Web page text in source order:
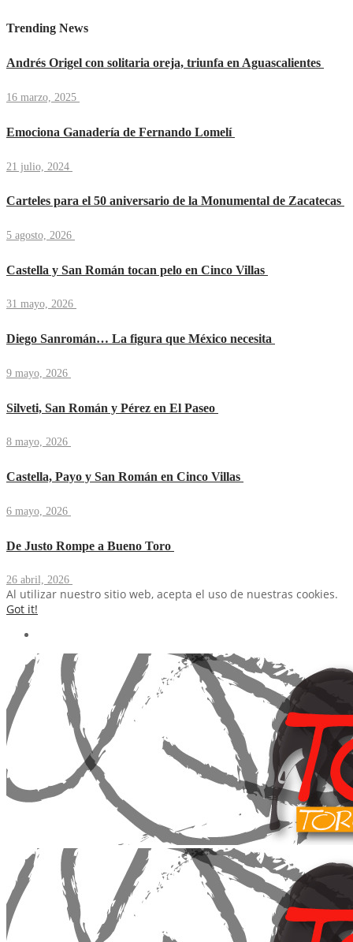
Trending News
Andrés Origel con solitaria oreja, triunfa en Aguascalientes
16 marzo, 2025
Emociona Ganadería de Fernando Lomelí
21 julio, 2024
Carteles para el 50 aniversario de la Monumental de Zacatecas
5 agosto, 2026
Castella y San Román tocan pelo en Cinco Villas
31 mayo, 2026
Diego Sanromán… La figura que México necesita
9 mayo, 2026
Silveti, San Román y Pérez en El Paseo
8 mayo, 2026
Castella, Payo y San Román en Cinco Villas
6 mayo, 2026
De Justo Rompe a Bueno Toro
26 abril, 2026
Al utilizar nuestro sitio web, acepta el uso de nuestras cookies.
Got it!